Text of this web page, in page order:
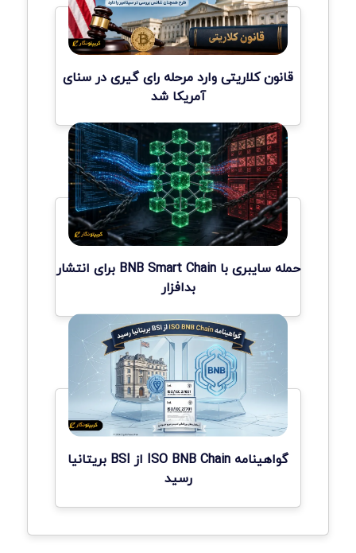
قانون کلاریتی وارد مرحله رای گیری در سنای
آمریکا شد
حمله سایبری با BNB Smart Chain برای انتشار
بدافزار
گواهینامه ISO BNB Chain از BSI بریتانیا
رسید